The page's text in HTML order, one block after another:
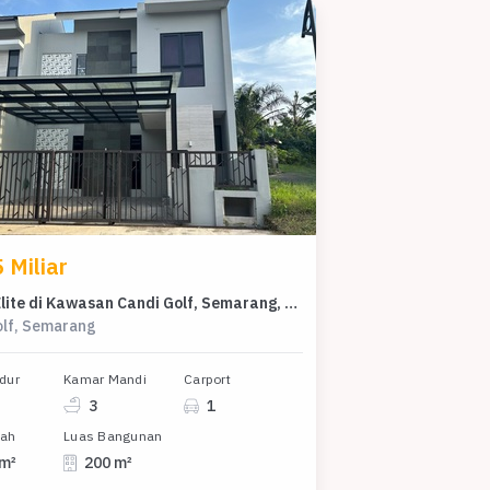
Miliar
Rumah Elite di Kawasan Candi Golf, Semarang, LB 200m², Harga 4,5 Miliar
Semarang
Kamar Mandi
3
Carport
1
Luas Bangunan
200 m²